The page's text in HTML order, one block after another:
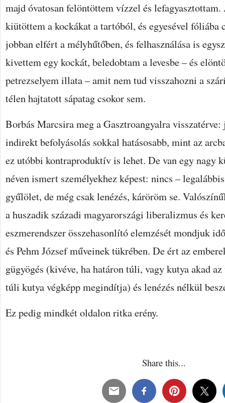
majd óvatosan felöntöttem vízzel és
kiütöttem a kockákat a tartóból, és egyesével fóliába
jobban elfért a mélyhűtőben, és felhasználása is
kivettem egy kockát, beledobtam a levesbe – és
petrezselyem illata – amit nem tud visszahozni a
télen hajtatott sápatag csokor sem.
Borbás Marcsira meg a Gasztroangyalra
indirekt befolyásolás sokkal hatásosabb, mint az
ez utóbbi kontraproduktív is lehet. De van egy nagy
néven ismert személyekhez képest: nincs –
gyűlölet, de még csak lenézés, káröröm se.
a huszadik századi magyarországi liberalizmus és
eszmerendszer összehasonlító elemzését mondjuk
és Pehm József műveinek tükrében. De ért az
gügyögés (kivéve, ha határon túli, vagy kutya akad
túli kutya végképp megindítja) és lenézés nélkül
Ez pedig mindkét oldalon ritka erény.
Share this...